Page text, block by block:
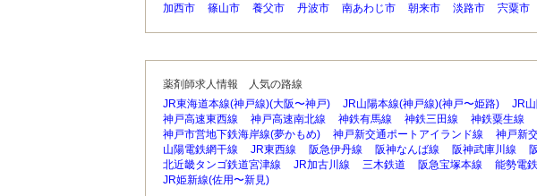
加西市
篠山市 養父市 丹波市 南あわじ市 朝来市 淡路市 宍粟市
薬剤師求人情報 人気の路線
JR東海道本線(神戸線)(大阪〜神戸)
JR山陽本線(神戸線)(神戸〜姫路) JR
神戸高速東西線
神戸高速南北線 神鉄有馬線 神鉄三田線 神鉄粟生線
神戸市営地下鉄海岸線(夢かもめ)
神戸新交通ポートアイランド線 神戸新
山陽電鉄網干線
JR東西線 阪急伊丹線 阪神なんば線 阪神武庫川線
北近畿タンゴ鉄道宮津線
JR加古川線 三木鉄道 阪急宝塚本線 能勢電
JR姫新線(佐用〜新見)